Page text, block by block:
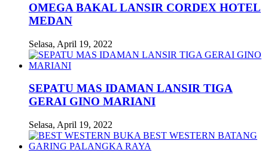
OMEGA BAKAL LANSIR CORDEX HOTEL
MEDAN
Selasa, April 19, 2022
SEPATU MAS IDAMAN LANSIR TIGA
GERAI GINO MARIANI
Selasa, April 19, 2022